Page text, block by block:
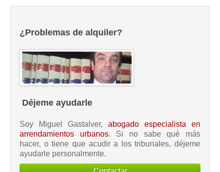
¿Problemas de alquiler?
Déjeme ayudarle
Soy Miguel Gastalver, abogado especialista en
arrendamientos urbanos. Si no sabe qué más
hacer, o tiene que acudir a los tribunales, déjeme
ayudarle personalmente.